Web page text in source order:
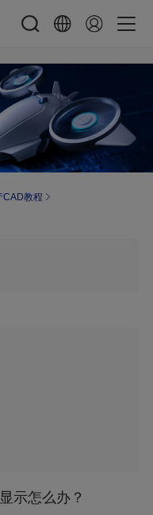
CAD教程
示怎么办？